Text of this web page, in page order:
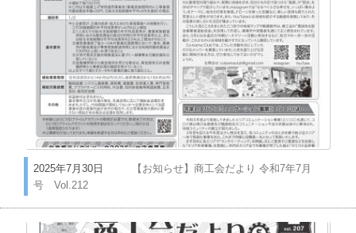
2025年7月30日
【お知らせ】商工会だより 令和7年7月
号 Vol.212